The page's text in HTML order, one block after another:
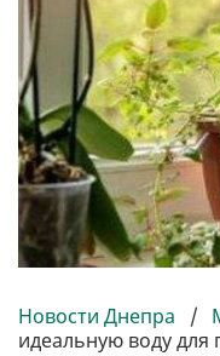
Новости Днепра /
идеальную воду для